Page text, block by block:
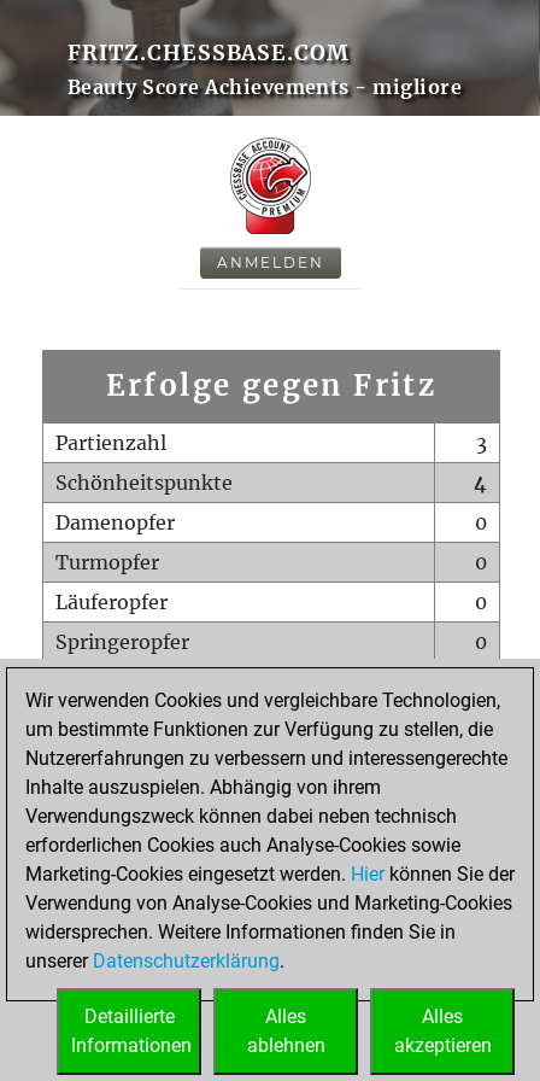
FRITZ.CHESSBASE.COM
Beauty Score Achievements - migliore
ANMELDEN
Erfolge gegen Fritz
Partienzahl
3
Schönheitspunkte
4
Damenopfer
0
Turmopfer
0
Läuferopfer
0
Springeropfer
0
Matt auf vollem Brett
0
Bauer setzt Matt
0
Erstickte Matts
Unterverwandlungen
Türme auf der siebten
0
STARTSEITE
Wir verwenden Cookies und vergleichbare Technologien,
um bestimmte Funktionen zur Verfügung zu stellen, die
Nutzererfahrungen zu verbessern und interessengerechte
Inhalte auszuspielen. Abhängig von ihrem
Verwendungszweck können dabei neben technisch
erforderlichen Cookies auch Analyse-Cookies sowie
Marketing-Cookies eingesetzt werden. Hierkönnen Sie der
Verwendung von Analyse-Cookies und Marketing-Cookies
widersprechen. Weitere Informationen finden Sie in
unserer Datenschutzerklärung.
Alles
akzeptieren
Alles
ablehnen
Detaillierte
Informationen